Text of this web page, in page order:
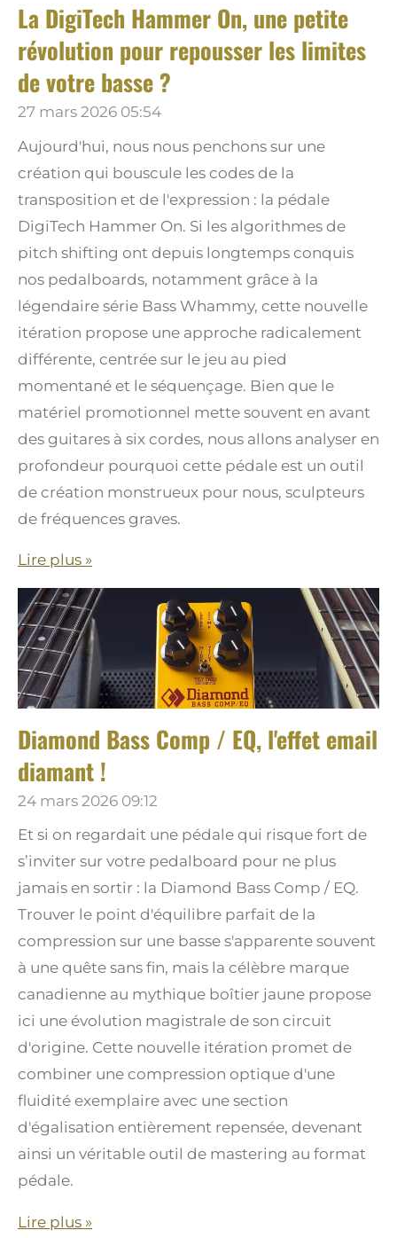
La DigiTech Hammer On, une petite
révolution pour repousser les limites
de votre basse ?
27 mars 2026 05:54
Aujourd'hui, nous nous penchons sur une
création qui bouscule les codes de la
transposition et de l'expression : la pédale
DigiTech Hammer On. Si les algorithmes de
pitch shifting ont depuis longtemps conquis
nos pedalboards, notamment grâce à la
légendaire série Bass Whammy, cette nouvelle
itération propose une approche radicalement
différente, centrée sur le jeu au pied
momentané et le séquençage. Bien que le
matériel promotionnel mette souvent en avant
des guitares à six cordes, nous allons analyser en
profondeur pourquoi cette pédale est un outil
de création monstrueux pour nous, sculpteurs
de fréquences graves.
Lire plus »
Diamond Bass Comp / EQ, l'effet email
diamant !
24 mars 2026 09:12
Et si on regardait une pédale qui risque fort de
s’inviter sur votre pedalboard pour ne plus
jamais en sortir : la Diamond Bass Comp / EQ.
Trouver le point d'équilibre parfait de la
compression sur une basse s'apparente souvent
à une quête sans fin, mais la célèbre marque
canadienne au mythique boîtier jaune propose
ici une évolution magistrale de son circuit
d'origine. Cette nouvelle itération promet de
combiner une compression optique d'une
fluidité exemplaire avec une section
d'égalisation entièrement repensée, devenant
ainsi un véritable outil de mastering au format
pédale.
Lire plus »